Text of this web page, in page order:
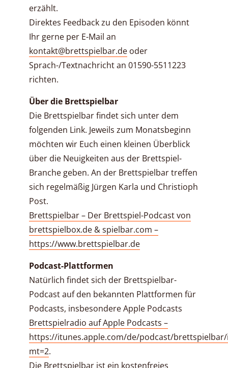
erzählt.
Direktes Feedback zu den Episoden könnt
Ihr gerne per E-Mail an
kontakt@brettspielbar.de oder
Sprach-/Textnachricht an 01590-5511223
richten.
Über die Brettspielbar
Die Brettspielbar findet sich unter dem
folgenden Link. Jeweils zum Monatsbeginn
möchten wir Euch einen kleinen Überblick
über die Neuigkeiten aus der Brettspiel-
Branche geben. An der Brettspielbar treffen
sich regelmäßig Jürgen Karla und Christioph
Post.
Brettspielbar – Der Brettspiel-Podcast von
brettspielbox.de & spielbar.com –
https://www.brettspielbar.de
Podcast-Plattformen
Natürlich findet sich der Brettspielbar-
Podcast auf den bekannten Plattformen für
Podcasts, insbesondere Apple Podcasts
Brettspielradio auf Apple Podcasts –
https://itunes.apple.com/de/podcast/brettspielbar/
mt=2.
Die Brettspielbar ist ein kostenfreies